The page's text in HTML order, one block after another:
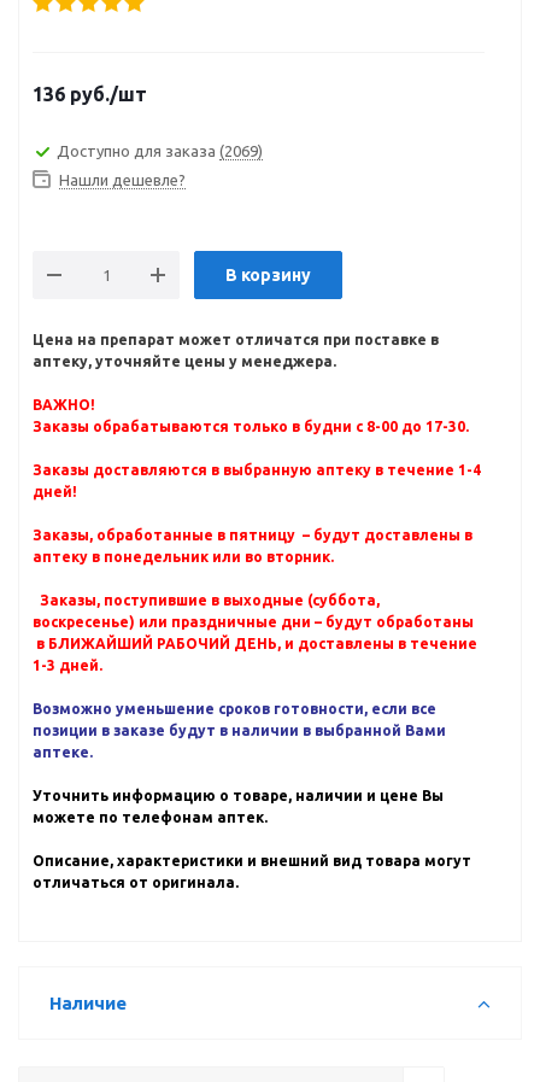
136 руб./шт
Доступно для заказа (2069)
Нашли дешевле?
В корзину
Цена на препарат может отличатся при поставке в
аптеку, уточняйте цены у менеджера.
ВАЖНО!
Заказы обрабатываются только в будни с 8-00 до 17-30.
Заказы доставляются в выбранную аптеку в течение 1-4
дней!
Заказы, обработанные в пятницу – будут доставлены в
аптеку в понедельник или во вторник.
Заказы, поступившие в выходные (суббота,
воскресенье) или праздничные дни – будут обработаны
в БЛИЖАЙШИЙ РАБОЧИЙ ДЕНЬ, и доставлены в течение
1-3 дней.
Возможно уменьшение сроков готовности, если все
позиции в заказе будут в наличии в выбранной Вами
аптеке.
Уточнить информацию о товаре, наличии и цене Вы
можете по телефонам аптек.
Описание, характеристики и внешний вид товара могут
отличаться от оригинала.
Наличие